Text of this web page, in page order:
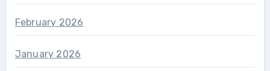
February 2026
January 2026